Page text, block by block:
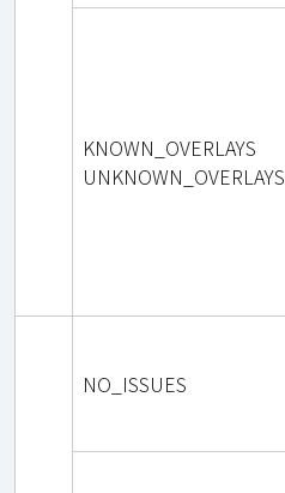
KNOWN_OVERLAYS
UNKNOWN_OVERLAYS
NO_ISSUES